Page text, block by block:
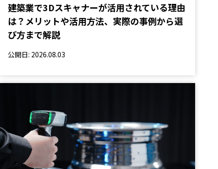
建築業で3Dスキャナーが活用されている理由
は？メリットや活用方法、実際の事例から選
び方まで解説
公開日: 2026.08.03